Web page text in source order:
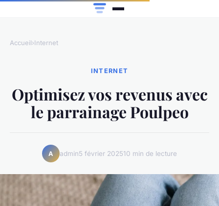
Accueil›Internet
INTERNET
Optimisez vos revenus avec
le parrainage Poulpeo
A admin5 février 202510 min de lecture